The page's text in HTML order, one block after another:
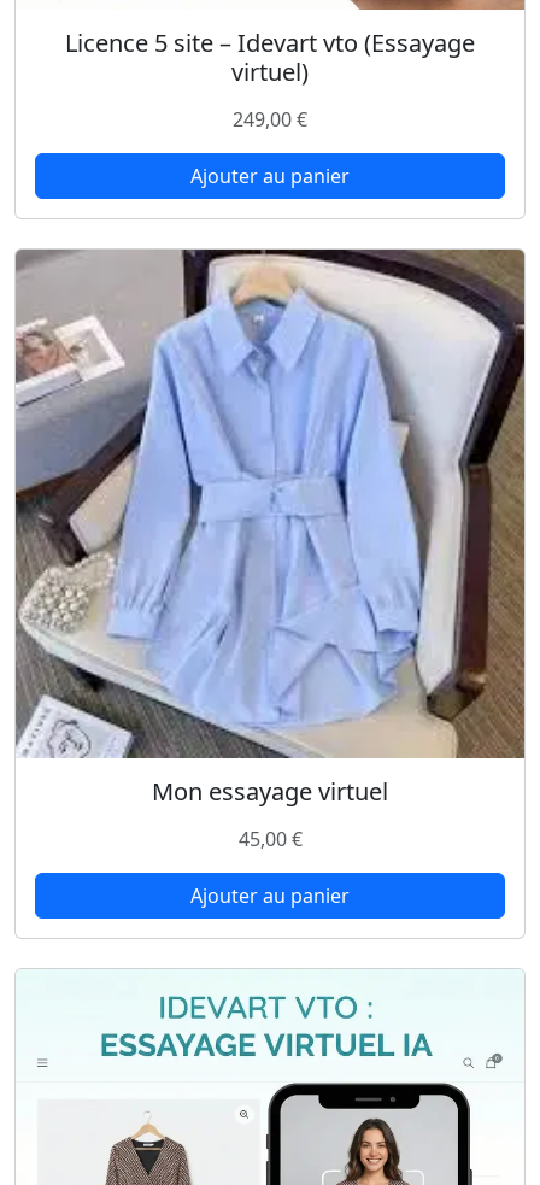
Licence 5 site – Idevart vto (Essayage
virtuel)
249,00€
Ajouter au panier
Mon essayage virtuel
45,00€
Ajouter au panier